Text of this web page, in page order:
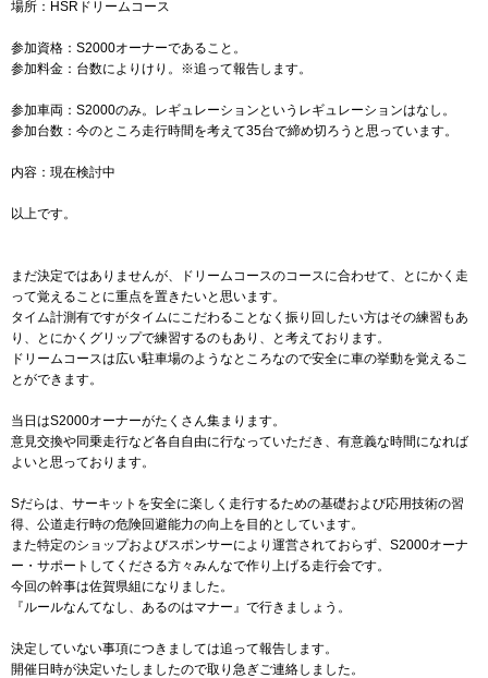
場所：HSRドリームコース
参加資格：S2000オーナーであること。
参加料金：台数によりけり。※追って報告します。
参加車両：S2000のみ。レギュレーションというレギュレーションはなし。
参加台数：今のところ走行時間を考えて35台で締め切ろうと思っています。
内容：現在検討中
以上です。
まだ決定ではありませんが、ドリームコースのコースに合わせて、とにかく走
って覚えることに重点を置きたいと思います。
タイム計測有ですがタイムにこだわることなく振り回したい方はその練習もあ
り、とにかくグリップで練習するのもあり、と考えております。
ドリームコースは広い駐車場のようなところなので安全に車の挙動を覚えるこ
とができます。
当日はS2000オーナーがたくさん集まります。
意見交換や同乗走行など各自自由に行なっていただき、有意義な時間になれば
よいと思っております。
Sだらは、サーキットを安全に楽しく走行するための基礎および応用技術の習
得、公道走行時の危険回避能力の向上を目的としています。
また特定のショップおよびスポンサーにより運営されておらず、S2000オーナ
ー・サポートしてくださる方々みんなで作り上げる走行会です。
今回の幹事は佐賀県組になりました。
『ルールなんてなし、あるのはマナー』で行きましょう。
決定していない事項につきましては追って報告します。
開催日時が決定いたしましたので取り急ぎご連絡しました。